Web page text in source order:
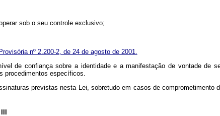
sob o seu controle exclusivo;
nº 2.200-2, de 24 de agosto de 2001.
de confiança sobre a identidade e a manifestação de vontade de
procedimentos específicos.
previstas nesta Lei, sobretudo em casos de comprometimento